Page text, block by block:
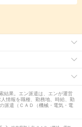
結果。エン派遣は、エンが運営
情報を職種、勤務地、時給、勤
派遣（ＣＡＤ（機械・電気・電